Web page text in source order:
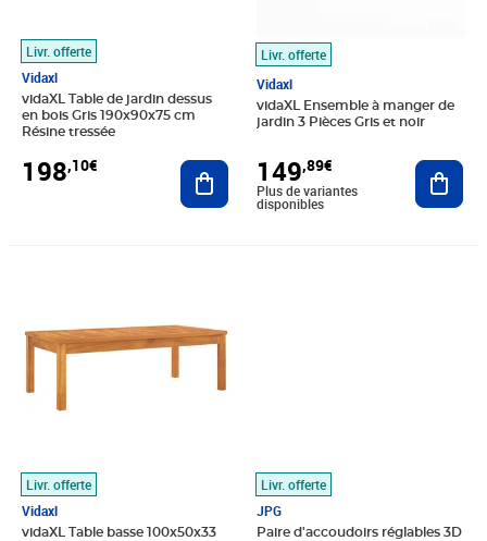
Livr. offerte
Vidaxl
vidaXL Table de jardin dessus
en bois Gris 190x90x75 cm
Résine tressée
198,10€ Ajouter au panier
Livr. offerte
Vidaxl
vidaXL Ensemble à manger de
jardin 3 Pièces Gris et noir
149,89€
Plus de variantes
disponibles
Livr. offerte
Vidaxl
vidaXL Table basse 100x50x33
Livr. offerte
JPG
Paire d'accoudoirs réglables 3D